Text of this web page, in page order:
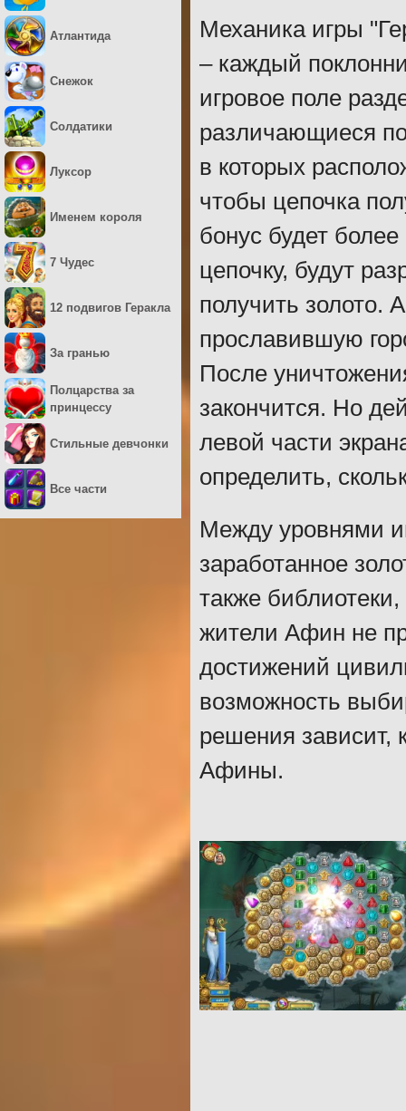
Механика игры
– каждый
игровое поле
различающиеся
в которых
чтобы цепочка
бонус будет
цепочку, будут
получить золото.
прославившую
После
закончится. Но
левой части
определить,
Между уровнями
заработанное
также
жители Афин не
достижений
возможность
решения зависит,
Афины.
Атлантида
Снежок
Солдатики
Луксор
Именем короля
7 Чудес
12 подвигов Геракла
За гранью
Полцарства за
принцессу
Стильные девчонки
Все части